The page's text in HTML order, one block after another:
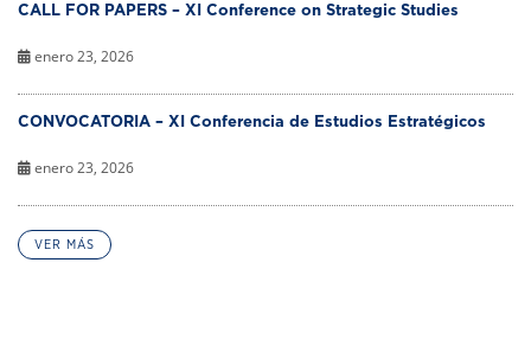
CALL FOR PAPERS – XI Conference on Strategic Studies
enero 23, 2026
CONVOCATORIA – XI Conferencia de Estudios Estratégicos
enero 23, 2026
VER MÁS